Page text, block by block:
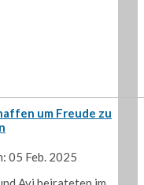
um Freude zu
05 Feb. 2025